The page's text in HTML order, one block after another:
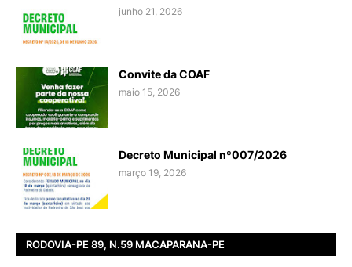
junho 21, 2026
Convite da COAF
maio 15, 2026
Decreto Municipal nº007/2026
março 19, 2026
RODOVIA-PE 89, N.59 MACAPARANA-PE